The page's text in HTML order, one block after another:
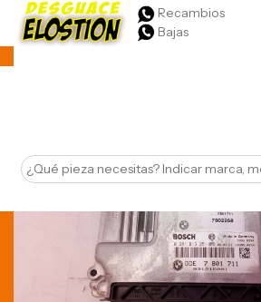
Recambios
Bajas